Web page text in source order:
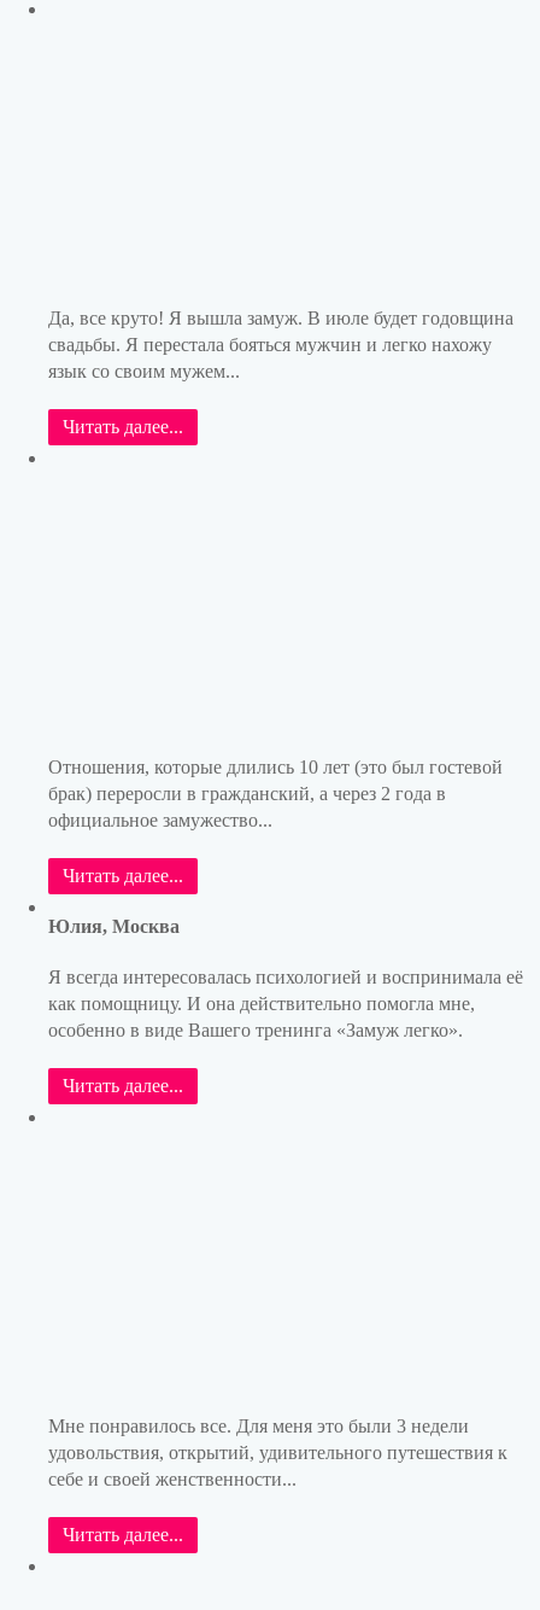
Да, все круто! Я вышла замуж. В июле будет годовщина
свадьбы. Я перестала бояться мужчин и легко нахожу
язык со своим мужем...
Читать далее...
Отношения, которые длились 10 лет (это был гостевой
брак) переросли в гражданский, а через 2 года в
официальное замужество...
Читать далее...
Юлия, Москва
Я всегда интересовалась психологией и воспринимала её
как помощницу. И она действительно помогла мне,
особенно в виде Вашего тренинга «Замуж легко».
Читать далее...
Мне понравилось все. Для меня это были 3 недели
удовольствия, открытий, удивительного путешествия к
себе и своей женственности...
Читать далее...